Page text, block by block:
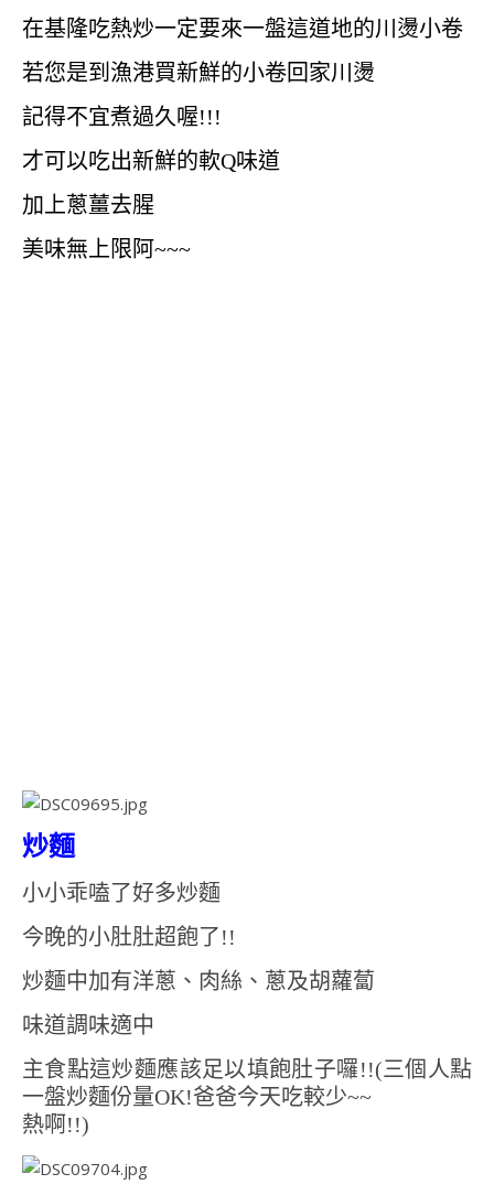
在基隆吃熱炒一定要來一盤這道地的川燙小卷
若您是到漁港買新鮮的小卷回家川燙
記得不宜煮過久喔!!!
才可以吃出新鮮的軟Q味道
加上蔥薑去腥
美味無上限阿~~~
炒麵
小小乖嗑了好多炒麵
今晚的小肚肚超飽了!!
炒麵中加有洋蔥、肉絲、蔥及胡蘿蔔
味道調味適中
主食點這炒麵應該足以填飽肚子囉!!(三個人點
一盤炒麵份量OK!爸爸今天吃較少~~
熱啊!!)